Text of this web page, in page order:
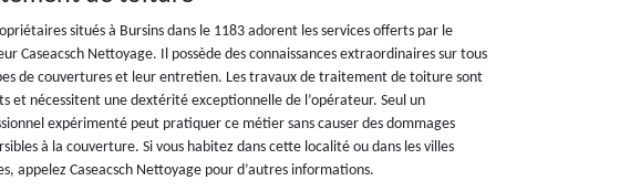
situés à Bursins dans le 1183 adorent les services offerts par le
Caseacsch Nettoyage. Il possède des connaissances extraordinaires sur tous
de couvertures et leur entretien. Les travaux de traitement de toiture sont
et nécessitent une dextérité exceptionnelle de l’opérateur. Seul un
expérimenté peut pratiquer ce métier sans causer des dommages
à la couverture. Si vous habitez dans cette localité ou dans les villes
appelez Caseacsch Nettoyage pour d’autres informations.